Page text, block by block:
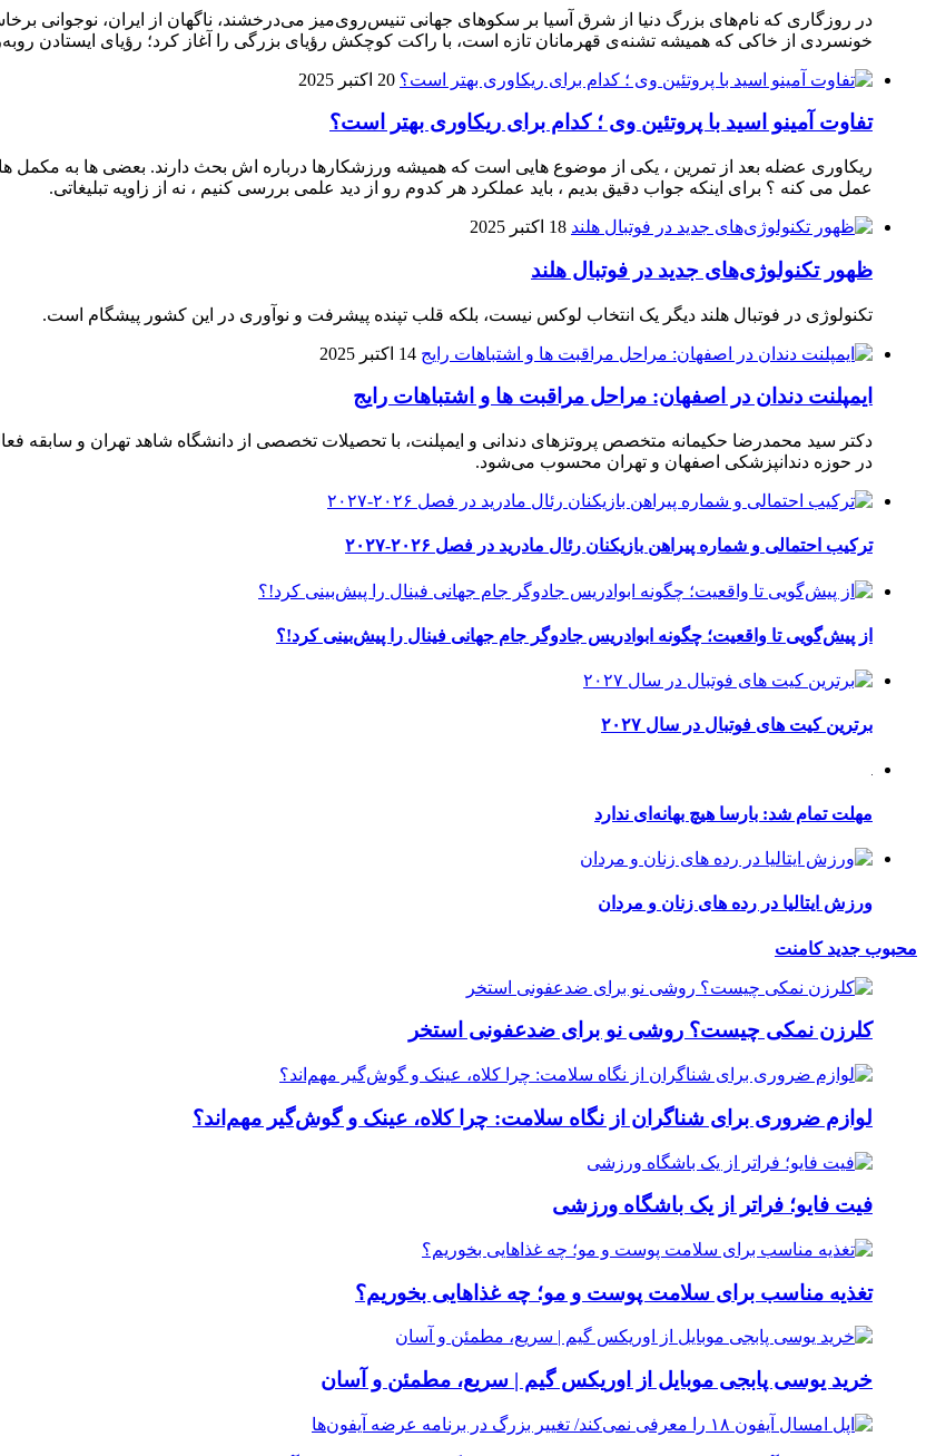
در روزگاری که نام‌های بزرگ دنیا از شرق آسیا بر سکوهای جهانی تنیس‌روی‌میز می‌درخشند، ناگهان از ایران، نوجوانی
خونسردی از خاکی که همیشه تشنه‌ی قهرمانان تازه است، با راکت کوچکش رؤیای بزرگی را آغاز کرد؛ رؤیای ایستادن
20 اکتبر 2025
تفاوت آمینو اسید با پروتئین وی ؛ کدام برای ریکاوری بهتر است؟
ریکاوری عضله بعد از تمرین ، یکی از موضوع‌ هایی‌ است که همیشه ورزشکارها درباره‌ اش بحث دارند. بعضی‌ ها به مکمل‌ های
عمل می‌ کنه ؟ برای اینکه جواب دقیق بدیم ، باید عملکرد هر کدوم رو از دید علمی بررسی کنیم ، نه از زاویه تبلیغاتی.
18 اکتبر 2025
ظهور تکنولوژی‌های جدید در فوتبال هلند
تکنولوژی در فوتبال هلند دیگر یک انتخاب لوکس نیست، بلکه قلب تپنده پیشرفت و نوآوری در این کشور پیشگام است.
14 اکتبر 2025
ایمپلنت دندان در اصفهان: مراحل مراقبت ها و اشتباهات رایج
دکتر سید محمدرضا حکیمانه متخصص پروتزهای دندانی و ایمپلنت، با تحصیلات تخصصی از دانشگاه شاهد تهران و سابقه
در حوزه دندانپزشکی اصفهان و تهران محسوب می‌شود.
ترکیب احتمالی و شماره پیراهن بازیکنان رئال مادرید در فصل ۲۰۲۶-۲۰۲۷
از پیش‌گویی تا واقعیت؛ چگونه ابوادریس جادوگر جام جهانی فینال را پیش‌بینی کرد!؟
برترین کیت های فوتبال در سال ۲۰۲۷
مهلت تمام شد: بارسا هیچ بهانه‌‌ای ندارد
ورزش ایتالیا در رده های زنان و مردان
محبوب جدیدکامنت
کلرزن نمکی چیست؟ روشی نو برای ضدعفونی استخر
لوازم ضروری برای شناگران از نگاه سلامت: چرا کلاه، عینک و گوش‌گیر مهم‌اند؟
فیت ‌فایو؛ فراتر از یک باشگاه ورزشی
تغذیه مناسب برای سلامت پوست و مو؛ چه غذاهایی بخوریم؟
خرید یوسی پابجی موبایل از اوریکس گیم | سریع، مطمئن و آسان